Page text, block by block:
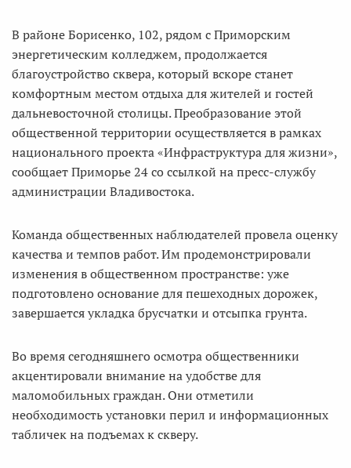
В районе Борисенко, 102, рядом с Приморским
энергетическим колледжем, продолжается
благоустройство сквера, который вскоре станет
комфортным местом отдыха для жителей и гостей
дальневосточной столицы. Преобразование этой
общественной территории осуществляется в рамках
национального проекта «Инфраструктура для жизни»,
сообщает Приморье 24 со ссылкой на пресс-службу
администрации Владивостока.
Команда общественных наблюдателей провела оценку
качества и темпов работ. Им продемонстрировали
изменения в общественном пространстве: уже
подготовлено основание для пешеходных дорожек,
завершается укладка брусчатки и отсыпка грунта.
Во время сегодняшнего осмотра общественники
акцентировали внимание на удобстве для
маломобильных граждан. Они отметили
необходимость установки перил и информационных
табличек на подъемах к скверу.